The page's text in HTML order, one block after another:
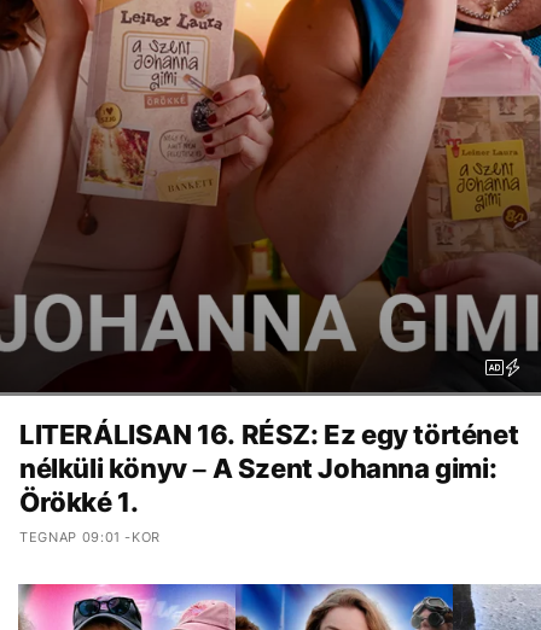
LITERÁLISAN 16. RÉSZ: Ez egy történet
nélküli könyv – A Szent Johanna gimi:
Örökké 1.
TEGNAP 09:01 -KOR